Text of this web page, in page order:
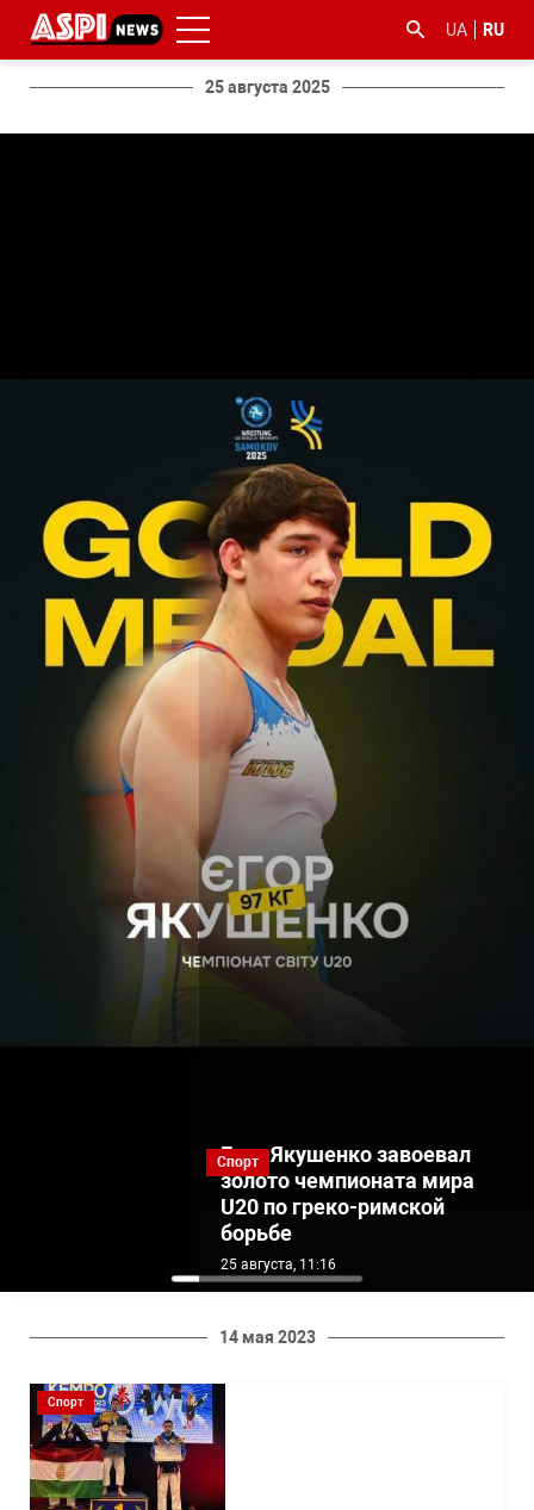
UA RU
25 августа 2025
Спорт
Егор Якушенко завоевал
золото чемпионата мира
U20 по греко-римской
борьбе
25 августа, 11:16
14 мая 2023
Спорт